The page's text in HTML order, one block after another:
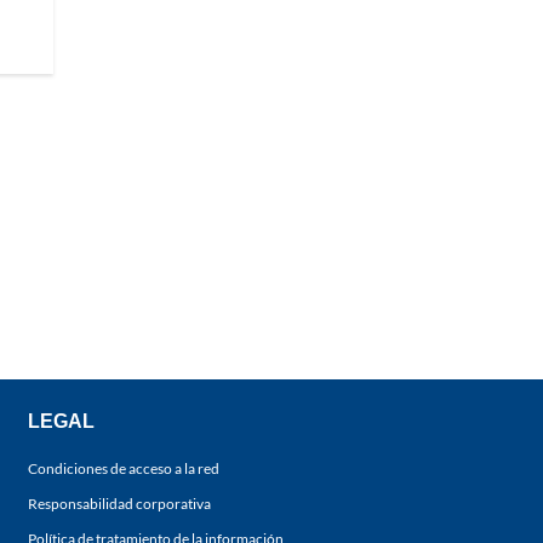
LEGAL
Condiciones de acceso a la red
Responsabilidad corporativa
Política de tratamiento de la información